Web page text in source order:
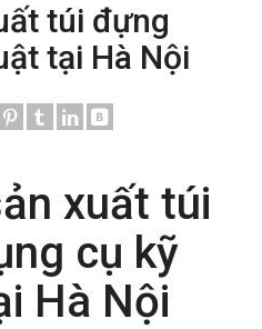
túi đựng
tại Hà Nội
xuất túi
cụ kỹ
Hà Nội